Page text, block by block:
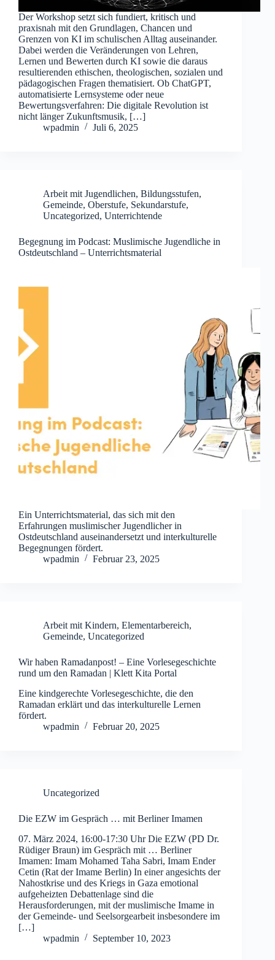
Der Workshop setzt sich fundiert, kritisch und
praxisnah mit den Grundlagen, Chancen und
Grenzen von KI im schulischen Alltag auseinander.
Dabei werden die Veränderungen von Lehren,
Lernen und Bewerten durch KI sowie die daraus
resultierenden ethischen, theologischen, sozialen und
pädagogischen Fragen thematisiert. Ob ChatGPT,
automatisierte Lernsysteme oder neue
Bewertungsverfahren: Die digitale Revolution ist
nicht länger Zukunftsmusik, […]
wpadmin
Juli 6, 2025
Arbeit mit Jugendlichen, Bildungsstufen,
Gemeinde, Oberstufe, Sekundarstufe,
Uncategorized, Unterrichtende
Begegnung im Podcast: Muslimische Jugendliche in
Ostdeutschland – Unterrichtsmaterial
Ein Unterrichtsmaterial, das sich mit den
Erfahrungen muslimischer Jugendlicher in
Ostdeutschland auseinandersetzt und interkulturelle
Begegnungen fördert.
wpadmin
Februar 23, 2025
Arbeit mit Kindern, Elementarbereich,
Gemeinde, Uncategorized
Wir haben Ramadanpost! – Eine Vorlesegeschichte
rund um den Ramadan | Klett Kita Portal
Eine kindgerechte Vorlesegeschichte, die den
Ramadan erklärt und das interkulturelle Lernen
fördert.
wpadmin
Februar 20, 2025
Uncategorized
Die EZW im Gespräch … mit Berliner Imamen
07. März 2024, 16:00-17:30 Uhr Die EZW (PD Dr.
Rüdiger Braun) im Gespräch mit … Berliner
Imamen: Imam Mohamed Taha Sabri, Imam Ender
Cetin (Rat der Imame Berlin) In einer angesichts der
Nahostkrise und des Kriegs in Gaza emotional
aufgeheizten Debattenlage sind die
Herausforderungen, mit der muslimische Imame in
der Gemeinde- und Seelsorgearbeit insbesondere im
[…]
wpadmin
September 10, 2023